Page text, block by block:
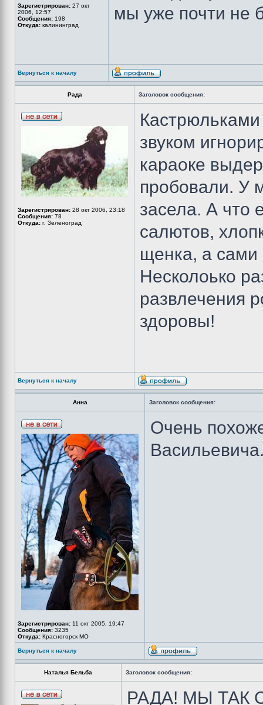
Зарегистрирован: 27 окт
2006, 12:57
Сообщения: 198
Откуда: калининград
мы уже почти не
Вернуться к началу
Рада Заголовок сообщения:
Зарегистрирован: 28 окт 2006, 23:18
Сообщения: 78
Откуда: г. Зеленоград
звуком
караоке
пробовали. У
засела. А что
салютов,
щенка, а сами
Несколоько
развлечения
здоровы!
Вернуться к началу
Анна Заголовок сообщения:
Зарегистрирован: 11 окт 2005, 19:47
Сообщения: 3235
Откуда: Красногорск МО
Очень
Вернуться к началу
Наталья Бельба Заголовок сообщения:
РАДА! МЫ ТАК